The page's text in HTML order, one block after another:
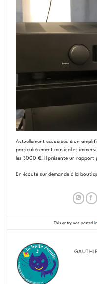
Actuellement associées à un
particulièrement musical et
les 3000 €, il présente un rapport
En écoute sur demande à la
This entry was posted in